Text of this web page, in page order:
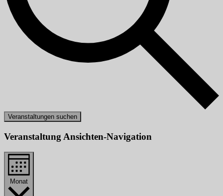
Veranstaltungen suchen
Veranstaltung Ansichten-Navigation
Monat